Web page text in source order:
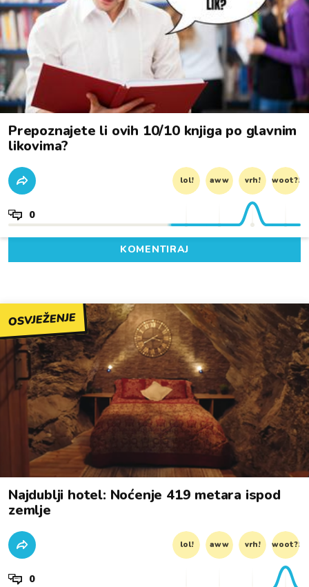
Prepoznajete li ovih 10/10 knjiga po glavnim
likovima?
lol! aww vrh! woot?!
0
KOMENTIRAJ
OSVJEŽENJE
Najdublji hotel: Noćenje 419 metara ispod
zemlje
lol! aww vrh! woot?!
0